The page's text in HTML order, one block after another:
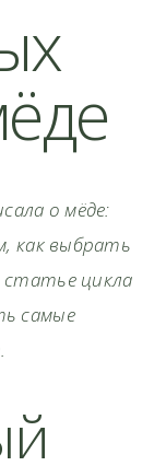
о мёде:
как выбрать
статье цикла
самые